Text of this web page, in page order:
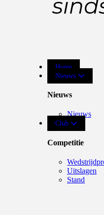
Home
Nieuws
Nieuws
Nieuws
Club
Competitie
Uitslagen
Stand